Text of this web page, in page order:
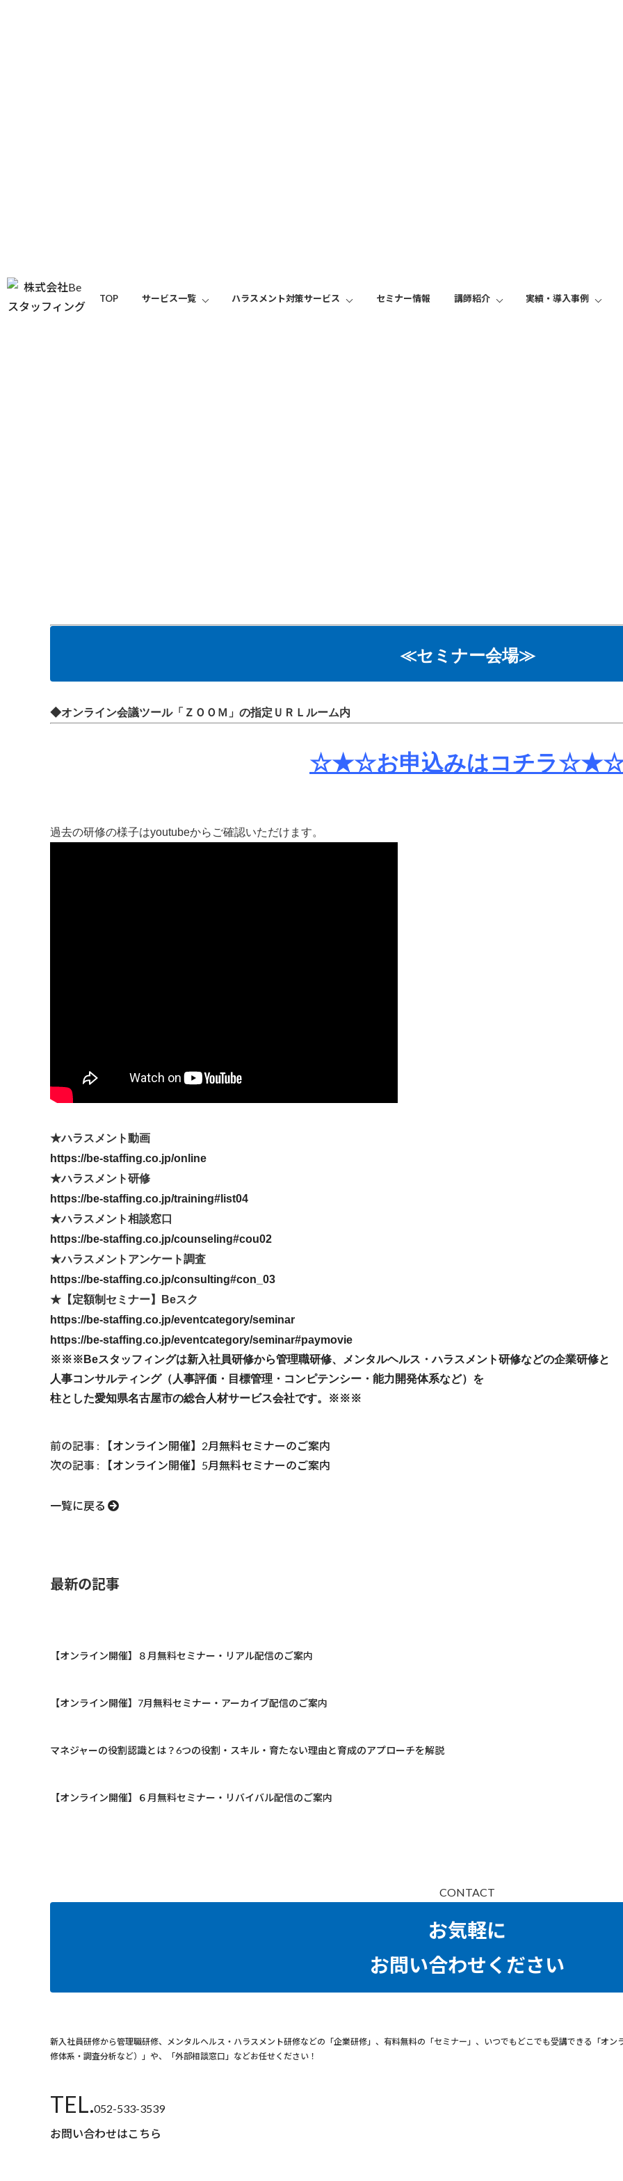
TOP サービス一覧 ハラスメント対策サービス セミナー情報 講師紹介 実績・導入事例
＞＞＞講師と内容をご体験いただけます！＜＜＜
≪セミナー会場≫
◆オンライン会議ツール「ＺＯＯＭ」の指定ＵＲＬルーム内
☆★☆お申込みはコチラ
過去の研修の様子はyoutubeからご確認いただけます。
★ハラスメント動画
https://be-staffing.co.jp/online
★ハラスメント研修
https://be-staffing.co.jp/training#list04
★ハラスメント相談窓口
https://be-staffing.co.jp/counseling#cou02
★ハラスメントアンケート調査
https://be-staffing.co.jp/consulting#con_03
★【定額制セミナー】Beスク
https://be-staffing.co.jp/eventcategory/seminar
https://be-staffing.co.jp/eventcategory/seminar#paymovie
※※※Beスタッフィングは新入社員研修から管理職研修、メンタルヘルス・ハラスメント研修などの企業研修と
人事コンサルティング（人事評価・目標管理・コンピテンシー・能力開発体系など）を
柱とした愛知県名古屋市の総合人材サービス会社です。※※※
前の記事 :
【オンライン開催】2月無料セミナーのご案内
次の記事 :
【オンライン開催】5月無料セミナーのご案内
一覧に戻る
最新の記事
【オンライン開催】８月無料セミナー・リアル配信のご案内
【オンライン開催】7月無料セミナー・アーカイブ配信のご案内
マネジャーの役割認識とは？6つの役割・スキル・育たない理由と育成のアプローチを解説
【オンライン開催】６月無料セミナー・リバイバル配信のご案内
CONTACT
お気軽に
お問い合わせください
新⼊社員研修から管理職研修、メンタルヘルス・ハラスメント研修などの「企業研修」、有料無料の「セミナー」、いつでもどこでも受講できる「オ
修体系・調査分析など）」や、「外部相談窓口」などお任せください！
TEL.052-533-3539
お問い合わせはこちら